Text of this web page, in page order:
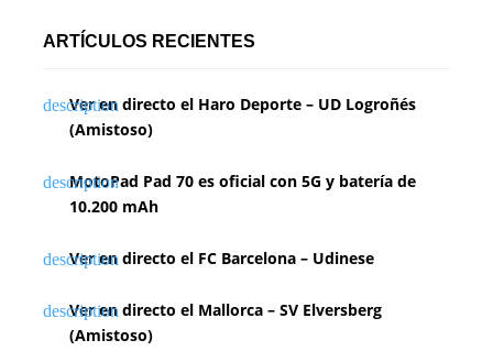
ARTÍCULOS RECIENTES
Ver en directo el Haro Deporte – UD Logroñés
(Amistoso)
MotoPad Pad 70 es oficial con 5G y batería de
10.200 mAh
Ver en directo el FC Barcelona – Udinese
Ver en directo el Mallorca – SV Elversberg
(Amistoso)